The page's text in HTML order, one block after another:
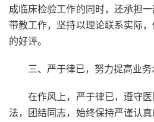
成临床检验工作的同时，还承担
带教工作，坚持以理论联系实际
的好评。
三、严于律已，努力提高业务
在作风上，严于律已，遵守医
法，团结同志，始终保持严谨认